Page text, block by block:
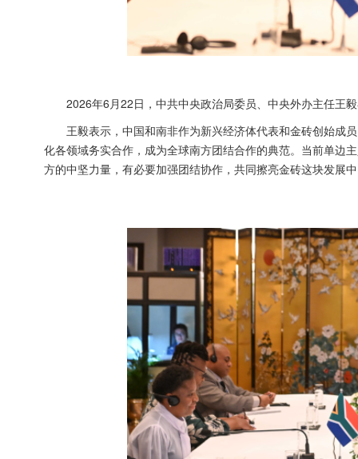
2026年6月22日，中共中央政治局委员、中央外办主任王
王毅表示，中国和南非作为新兴经济体代表和金砖创始成
化各领域务实合作，成为全球南方团结合作的典范。当前单边
方的中坚力量，有必要加强团结协作，共同擦亮金砖这块发展